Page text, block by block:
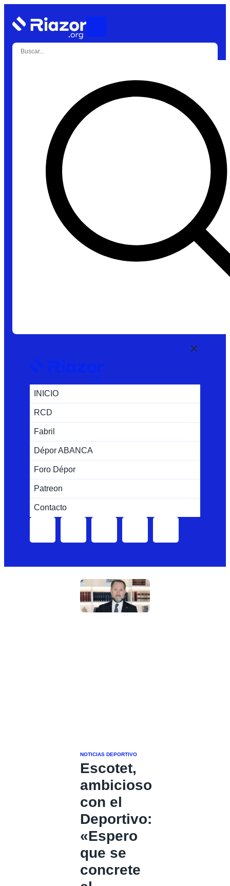
INICIO
RCD
Fabril
Dépor ABANCA
Foro Dépor
Patreon
Contacto
NOTICIAS DEPORTIVO
Escotet,
ambicioso
con el
Deportivo:
«Espero
que se
concrete